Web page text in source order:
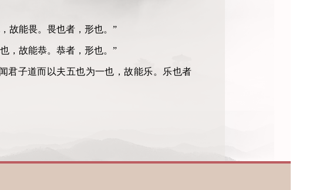
故能畏。畏也者，形也。”
，故能恭。恭者，形也。”
君子道而以夫五也为一也，故能乐。乐也者